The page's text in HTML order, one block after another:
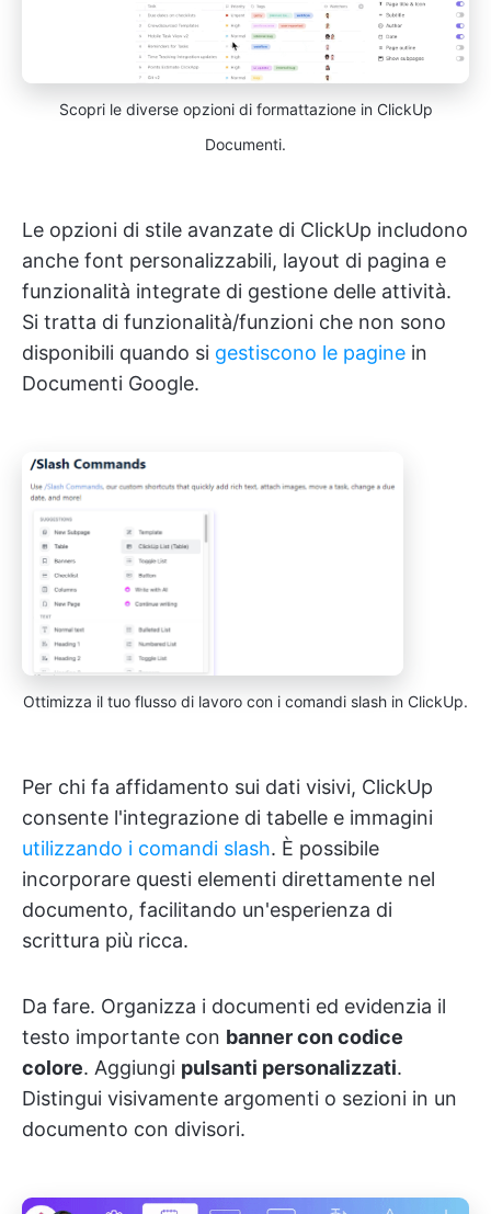
Scopri le diverse opzioni di formattazione in ClickUp
Documenti.
Le opzioni di stile avanzate di ClickUp includono
anche font personalizzabili, layout di pagina e
funzionalità integrate di gestione delle attività.
Si tratta di funzionalità/funzioni che non sono
disponibili quando si gestiscono le pagine in
Documenti Google.
Ottimizza il tuo flusso di lavoro con i comandi slash in ClickUp.
Per chi fa affidamento sui dati visivi, ClickUp
consente l'integrazione di tabelle e immagini
utilizzando i comandi slash. È possibile
incorporare questi elementi direttamente nel
documento, facilitando un'esperienza di
scrittura più ricca.
Da fare. Organizza i documenti ed evidenzia il
testo importante con banner con codice
colore. Aggiungi pulsanti personalizzati.
Distingui visivamente argomenti o sezioni in un
documento con divisori.